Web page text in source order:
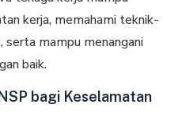
kerja, memahami teknik-
mampu menangani
baik.
bagi Keselamatan